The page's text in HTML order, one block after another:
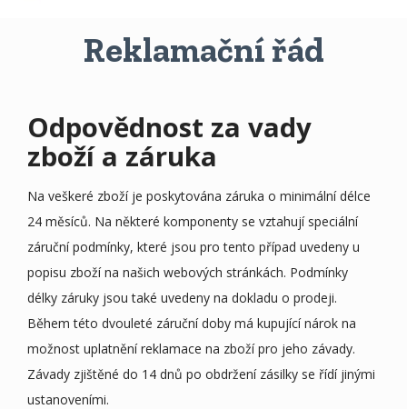
Reklamační řád
Odpovědnost za vady
zboží a záruka
Na veškeré zboží je poskytována záruka o minimální délce
24 měsíců. Na některé komponenty se vztahují speciální
záruční podmínky, které jsou pro tento případ uvedeny u
popisu zboží na našich webových stránkách. Podmínky
délky záruky jsou také uvedeny na dokladu o prodeji.
Během této dvouleté záruční doby má kupující nárok na
možnost uplatnění reklamace na zboží pro jeho závady.
Závady zjištěné do 14 dnů po obdržení zásilky se řídí jinými
ustanoveními.